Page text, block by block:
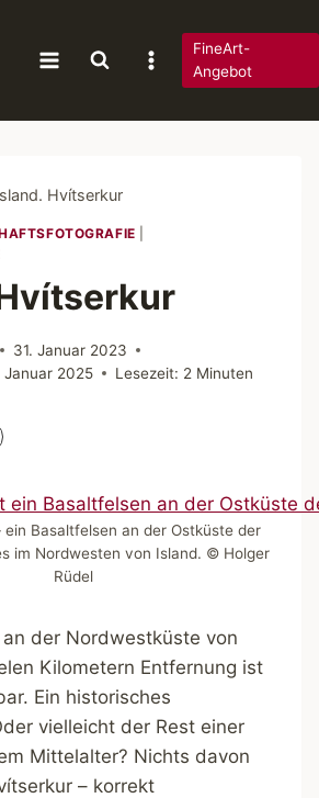
FineArt-
Angebot
Hvítserkur
31. Januar 2023
Januar 2025 Lesezeit: 2 Minuten
ein Basaltfelsen an der Ostküste der
im Nordwesten von Island. © Holger
Rüdel
der Nordwestküste von
Kilometern Entfernung ist
Ein historisches
vielleicht der Rest einer
Mittelalter? Nichts davon
– korrekt